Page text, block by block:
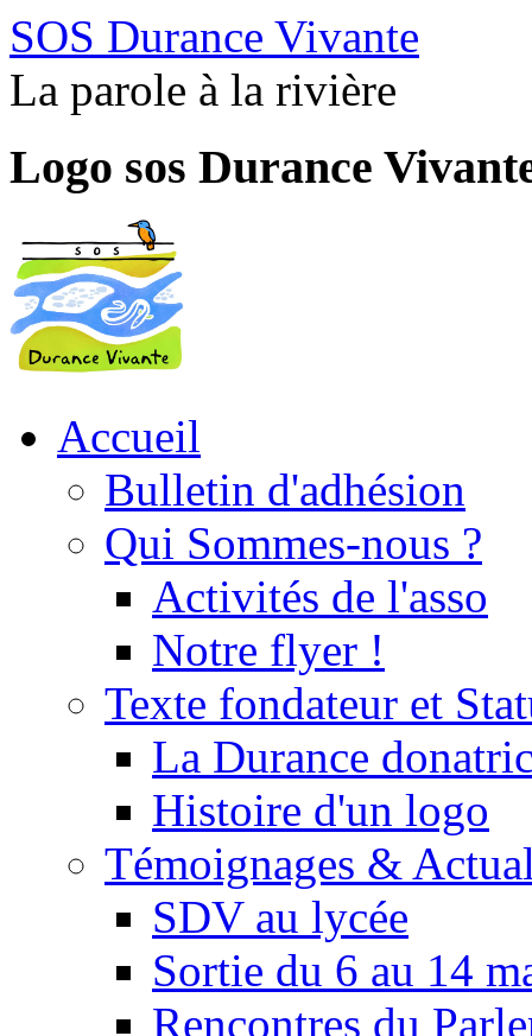
SOS Durance Vivante
La parole à la rivière
Logo sos Durance
Accueil
Bulletin d'adhésion
Qui Sommes-nous ?
Activités de l'asso
Notre flyer !
Texte fondateur et
La Durance
Histoire d'un logo
Témoignages &
SDV au lycée
Sortie du 6 au 14
Rencontres du